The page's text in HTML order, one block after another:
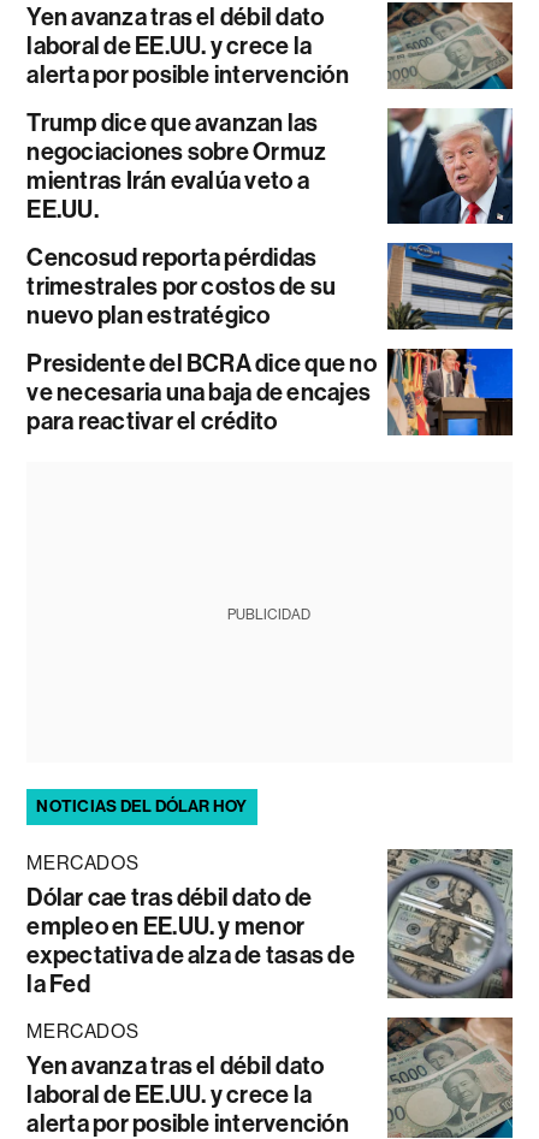
Yen avanza tras el débil dato
laboral de EE.UU. y crece la
alerta por posible intervención
Trump dice que avanzan las
negociaciones sobre Ormuz
mientras Irán evalúa veto a
EE.UU.
Cencosud reporta pérdidas
trimestrales por costos de su
nuevo plan estratégico
Presidente del BCRA dice que no
ve necesaria una baja de encajes
para reactivar el crédito
PUBLICIDAD
NOTICIAS DEL DÓLAR HOY
MERCADOS
Dólar cae tras débil dato de
empleo en EE.UU. y menor
expectativa de alza de tasas de
la Fed
MERCADOS
Yen avanza tras el débil dato
laboral de EE.UU. y crece la
alerta por posible intervención